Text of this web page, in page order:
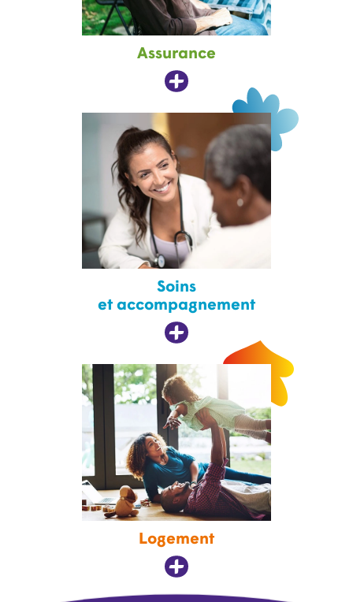
Assurance
Soins
et accompagnement
Logement